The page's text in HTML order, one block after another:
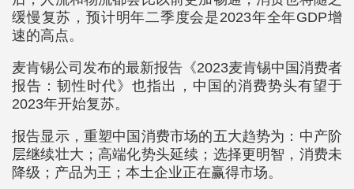
缓慢复苏，预计明年二季度会是2023年全年GDP增
速的高点。
麦肯锡公司发布的最新报告《2023麦肯锡中国消费者
报告：韧性时代》也指出，中国的消费势头有望于
2023年开始复苏。
报告显示，重塑中国消费市场的五大趋势为：中产阶
层继续壮大；高端化势头延续；选择更明智，消费未
降级；产品为王；本土企业正在赢得市场。